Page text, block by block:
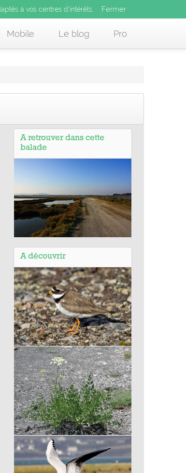
à vos centres d’intérêts. x
Mobile Le blog Pro
à vos centres d’intérêts. Fermer
à vos centres d’intérêts.
A retrouver dans cette
balade
Maguelone (34) - Les étangs et la
plage du Pilou
A découvrir
Pluvier grand-gravelot
Laser de France